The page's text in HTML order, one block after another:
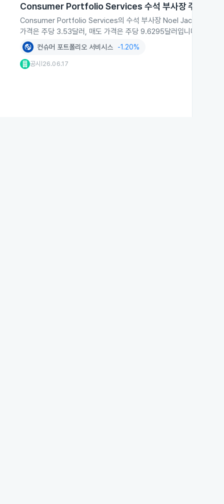
Consumer Portfolio Services 수석 부사장 주식 처분
Consumer Portfolio Services의 수석 부사장 Noel Jackson이
가격은 주당 3.53달러, 매도 가격은 주당 9.6295달러입니다.
컨슈머 포트폴리오 서비시스 -1.20%
공시 26.06.17